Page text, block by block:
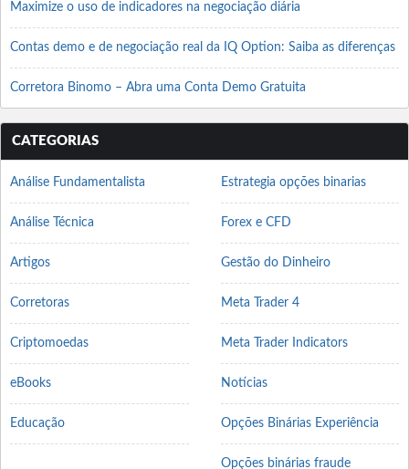
Maximize o uso de indicadores na negociação diária
Contas demo e de negociação real da IQ Option: Saiba as diferenças
Corretora Binomo – Abra uma Conta Demo Gratuita
CATEGORIAS
Análise Fundamentalista
Análise Técnica
Artigos
Corretoras
Criptomoedas
eBooks
Educação
Estrategia opções binarias
Forex e CFD
Gestão do Dinheiro
Meta Trader 4
Meta Trader Indicators
Notícias
Opções Binárias Experiência
Opções binárias fraude